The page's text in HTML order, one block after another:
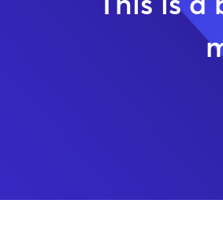
This is